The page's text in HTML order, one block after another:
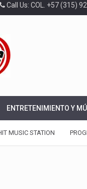
Call Us: COL. +57 (315)
ENTRETENIMIENTO Y
MUSIC STATION